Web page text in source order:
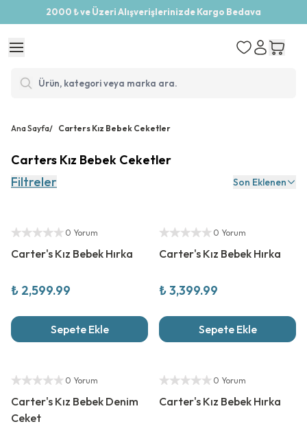
2000 ₺ ve Üzeri Alışverişlerinizde Kargo Bedava
Ana Sayfa/ Carters Kız Bebek Ceketler
Carters Kız Bebek Ceketler
Filtreler
Son Eklenen
0 Yorum
Carter's Kız Bebek Hırka
₺ 2,599.99
Sepete Ekle
0 Yorum
Carter's Kız Bebek Hırka
₺ 3,399.99
Sepete Ekle
0 Yorum
Carter's Kız Bebek Denim
Ceket
0 Yorum
Carter's Kız Bebek Hırka